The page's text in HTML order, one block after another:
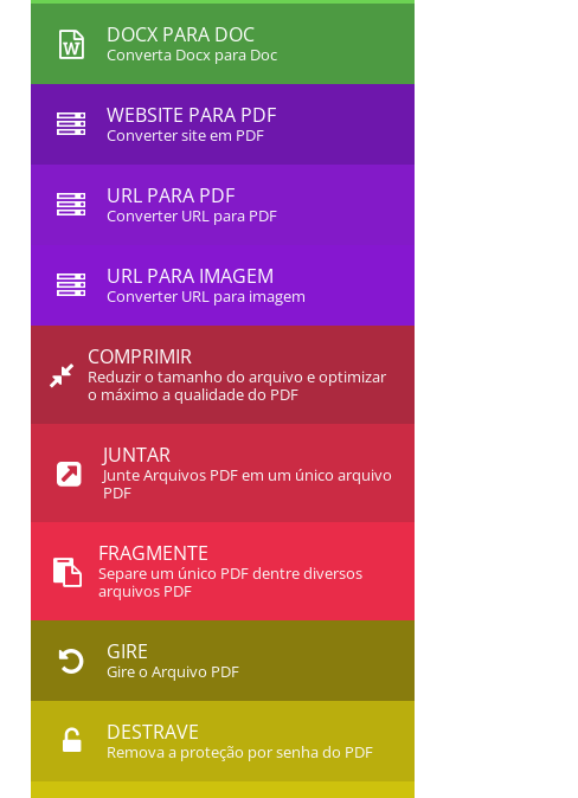
DOCX PARA DOC
Converta Docx para Doc
WEBSITE PARA PDF
Converter site em PDF
URL PARA PDF
Converter URL para PDF
URL PARA IMAGEM
Converter URL para imagem
COMPRIMIR
Reduzir o tamanho do arquivo e optimizar
o máximo a qualidade do PDF
JUNTAR
Junte Arquivos PDF em um único arquivo
PDF
FRAGMENTE
Separe um único PDF dentre diversos
arquivos PDF
GIRE
Gire o Arquivo PDF
DESTRAVE
Remova a proteção por senha do PDF